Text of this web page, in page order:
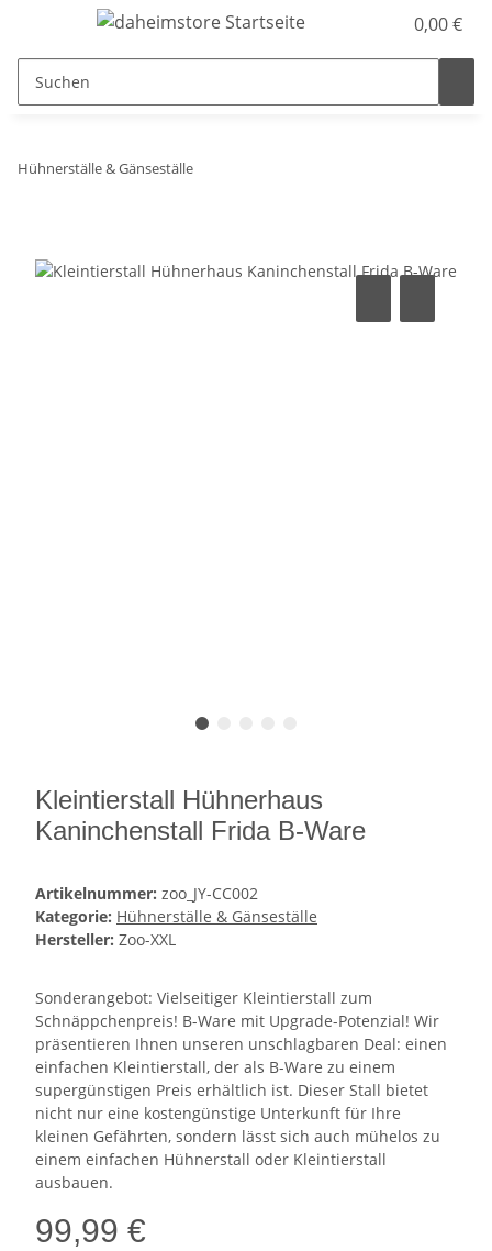
0,00 €
Hühnerställe & Gänseställe
Kleintierstall Hühnerhaus
Kaninchenstall Frida B-Ware
Artikelnummer: zoo_JY-CC002
Kategorie: Hühnerställe & Gänseställe
Hersteller: Zoo-XXL
Sonderangebot: Vielseitiger Kleintierstall zum
Schnäppchenpreis! B-Ware mit Upgrade-Potenzial! Wir
präsentieren Ihnen unseren unschlagbaren Deal: einen
einfachen Kleintierstall, der als B-Ware zu einem
supergünstigen Preis erhältlich ist. Dieser Stall bietet
nicht nur eine kostengünstige Unterkunft für Ihre
kleinen Gefährten, sondern lässt sich auch mühelos zu
einem einfachen Hühnerstall oder Kleintierstall
ausbauen.
99,99 €